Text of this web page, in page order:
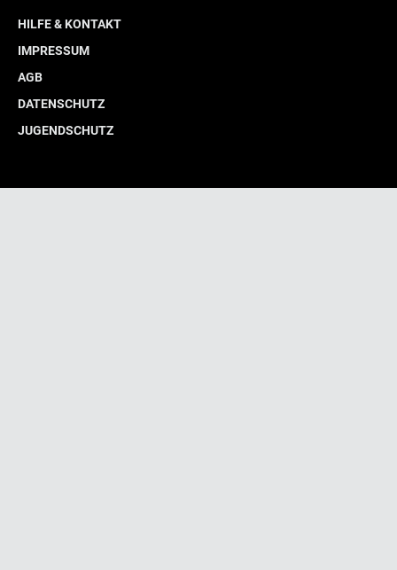
HILFE & KONTAKT
IMPRESSUM
AGB
DATENSCHUTZ
JUGENDSCHUTZ